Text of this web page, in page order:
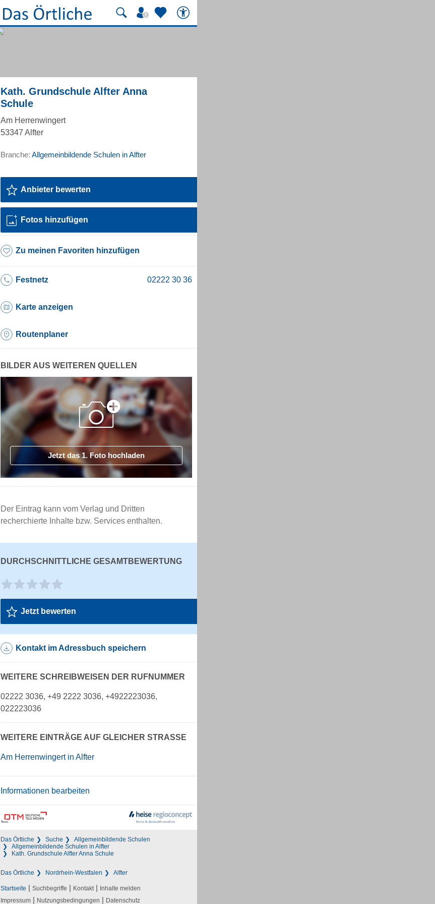
Kath. Grundschule Alfter Anna
Schule
Am Herrenwingert
53347 Alfter
Branche: Allgemeinbildende Schulen in Alfter
Anbieter bewerten
Fotos hinzufügen
Zu meinen Favoriten hinzufügen
Festnetz
Karte anzeigen
Routenplaner
BILDER AUS WEITEREN QUELLEN
Jetzt das 1. Foto hochladen
Der Eintrag kann vom Verlag und Dritten
recherchierte Inhalte bzw. Services enthalten.
DURCHSCHNITTLICHE GESAMTBEWERTUNG
Jetzt bewerten
Kontakt im Adressbuch speichern
WEITERE SCHREIBWEISEN DER RUFNUMMER
02222 3036, +49 2222 3036, +4922223036,
022223036
WEITERE EINTRÄGE AUF GLEICHER STRASSE
Am Herrenwingert in Alfter
Informationen bearbeiten
Das Örtliche Suche
Allgemeinbildende Schulen
Allgemeinbildende Schulen in Alfter
Kath. Grundschule Alfter Anna Schule
Das Örtliche Nordrhein-Westfalen Alfter
Startseite | Suchbegriffe | Kontakt | Inhalte melden
Impressum | Nutzungsbedingungen | Datenschutz